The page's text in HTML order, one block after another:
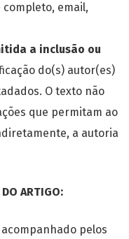
email,
a inclusão ou
do(s) autor(es)
O texto não
que permitam ao
a autoria
ARTIGO:
pelos